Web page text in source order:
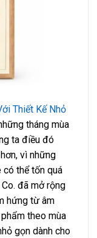
Thiết Kế Nhỏ
tháng mùa
ta điều đó
vì những
có thể tốn quá
đã mở rộng
hứng từ âm
theo mùa
gọn dành cho